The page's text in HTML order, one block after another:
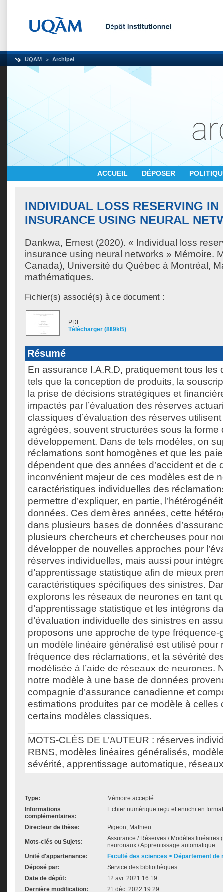
UQAM Archipel
ACCUEIL DÉPOSER
INDIVIDUAL LOSS RESERVING IN
INSURANCE USING NEURAL
Dankwa, Ernest (2020). « Individual loss
insurance using neural networks » Mémoire.
Canada), Université du Québec à Montréal,
mathématiques.
Fichier(s) associé(s) à ce document :
PDF
Télécharger (889kB)
Résumé
En assurance I.A.R.D, pratiquement tous les
tels que la conception de produits, la
la prise de décisions stratégiques et
impactés par l’évaluation des réserves
classiques d’évaluation des réserves
agrégées, souvent structurées sous la forme
développement. Dans de tels modèles, on
réclamations sont homogènes et que les
dépendent que des années d’accident et de
inconvénient majeur de ces modèles est de
caractéristiques individuelles des
permettre d’expliquer, en partie,
données. Ces dernières années, cette
dans plusieurs bases de données
plusieurs chercheurs et chercheuses pour
développer de nouvelles approches pour
réserves individuelles, mais aussi pour
d’apprentissage statistique afin de mieux
caractéristiques spécifiques des sinistres.
explorons les réseaux de neurones en tant
d’apprentissage statistique et les intégrons
d’évaluation individuelle des sinistres en
proposons une approche de type fréquence-
un modèle linéaire généralisé est utilisé pour
fréquence des réclamations, et la sévérité
modélisée à l’aide de réseaux de neurones.
notre modèle à une base de données
compagnie d’assurance canadienne et
estimations produites par ce modèle à celles
certains modèles classiques.
MOTS-CLÉS DE L’AUTEUR : réserves
RBNS, modèles linéaires généralisés,
sévérité, apprentissage automatique,
Type:
Mémoire accepté
Informations
complémentaires:
Fichier numérique reçu et enrichi en
Directeur de thèse: Pigeon, Mathieu
Mots-clés ou Sujets:
Assurance / Réserves / Modèles linéaires
neuronaux / Apprentissage automatique
Unité d'appartenance:
Faculté des sciences > Département de
Déposé par:
Service des bibliothèques
Date de dépôt:
12 avr. 2021 16:19
Dernière modification:
21 déc. 2022 19:29